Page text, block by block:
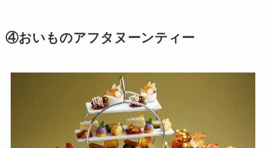
④おいものアフタヌーンティー